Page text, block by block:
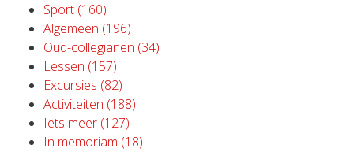
Sport (160)
Algemeen (196)
Oud-collegianen (34)
Lessen (157)
Excursies (82)
Activiteiten (188)
Iets meer (127)
In memoriam (18)